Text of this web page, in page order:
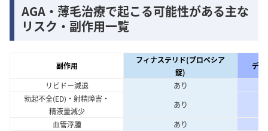
AGA・薄毛治療で起こる可能性がある主な
リスク・副作用一覧
副作用
フィナステリド(プロペシア
錠)
デ
リビドー減退
あり
勃起不全(ED)・射精障害・
精液量減少
あり
血管浮腫
あり